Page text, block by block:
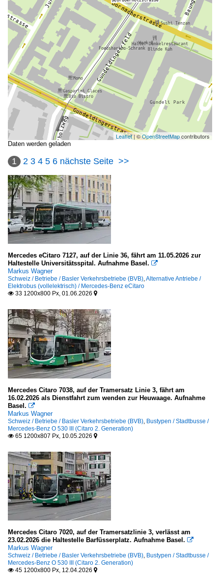
Leaflet| ©OpenStreetMapcontributors
Daten werden geladen
1 2 3 4 5 6 nächste Seite >>
Mercedes eCitaro 7127, auf der Linie 36, fährt am 11.05.2026 zur
Haltestelle Universitätsspital. Aufnahme Basel. 
Markus Wagner
Schweiz / Betriebe / Basler Verkehrsbetriebe (BVB),Alternative Antriebe /
Elektrobus (vollelektrisch) / Mercedes-Benz eCitaro
 33 1200x800 Px, 01.06.2026 
Mercedes Citaro 7038, auf der Tramersatz Linie 3, fährt am
16.02.2026 als Dienstfahrt zum wenden zur Heuwaage. Aufnahme
Basel. 
Markus Wagner
Schweiz / Betriebe / Basler Verkehrsbetriebe (BVB), Bustypen / Stadtbusse /
Mercedes-Benz O 530 III (Citaro 2. Generation)
 65 1200x807 Px, 10.05.2026 
Mercedes Citaro 7020, auf der Tramersatzlinie 3, verlässt am
23.02.2026 die Haltestelle Barfüsserplatz. Aufnahme Basel. 
Markus Wagner
Schweiz / Betriebe / Basler Verkehrsbetriebe (BVB), Bustypen / Stadtbusse /
Mercedes-Benz O 530 III (Citaro 2. Generation)
 45 1200x800 Px, 12.04.2026 